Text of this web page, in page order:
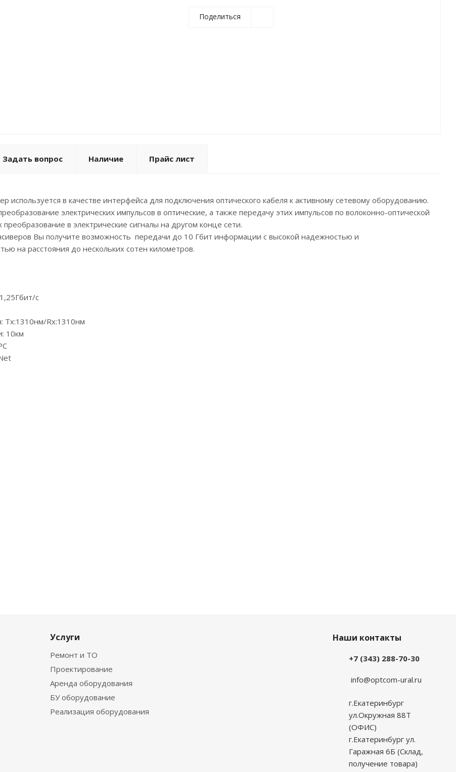
Поделиться
Задать вопрос Наличие Прайс лист
используется в качестве интерфейса для подключения оптического кабеля к активному сетевому оборудованию.
электрических импульсов в оптические, а также передачу этих импульсов по волоконно-оптической
в электрические сигналы на другом конце сети.
Вы получите возможность передачи до 10 Гбит информации с высокой надежностью и
на расстояния до нескольких сотен километров.
с
Tx:1310нм/Rx:1310нм
10км
Услуги
Ремонт и ТО
Проектирование
Аренда оборудования
БУ оборудование
Реализация оборудования
Наши контакты
+7 (343) 288-70-30
info@optcom-ural.ru
г.Екатеринбург
ул.Окружная 88Т
(ОФИС)
г.Екатеринбург ул.
Гаражная 6Б (Склад,
получение товара)